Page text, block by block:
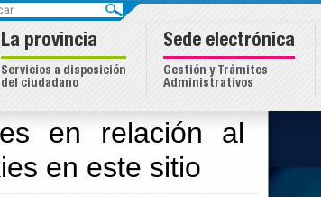
en relación al
en este sitio
La provincia
Servicios a disposición
del ciudadano
Sede electrónica
Gestión y Trámites
Administrativos